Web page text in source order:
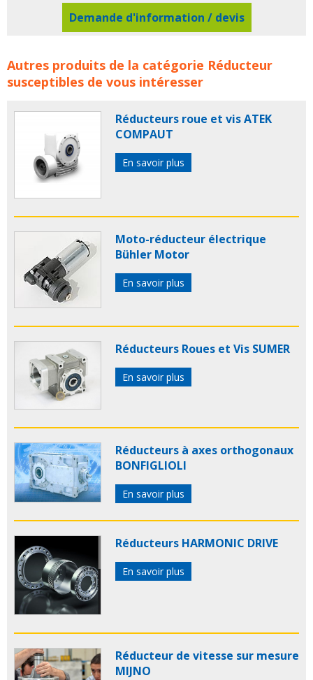
Demande d'information / devis
Tous les Fabricants de Réducteurs concerne les familles
de produits :reducteurreducteurs
Autres produits de la catégorie Réducteur
susceptibles de vous intéresser
Réducteurs roue et vis ATEK
COMPAUT
En savoir plus
Moto-réducteur électrique
Bühler Motor
En savoir plus
Réducteurs Roues et Vis SUMER
En savoir plus
Réducteurs à axes orthogonaux
BONFIGLIOLI
En savoir plus
Réducteurs HARMONIC DRIVE
En savoir plus
Réducteur de vitesse sur mesure
MIJNO